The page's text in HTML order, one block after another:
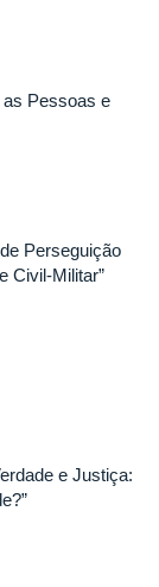
as Pessoas e
Perseguição
Civil-Militar”
e Justiça: